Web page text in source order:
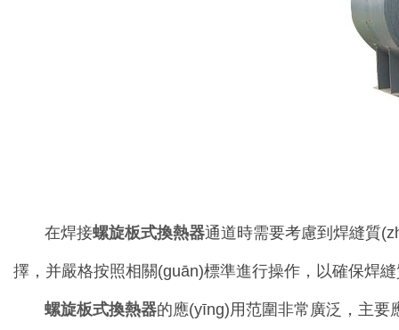
在焊接螺旋板式換熱器通道時需要考慮到焊縫質
擇，并嚴格按照相關(guān)標準進行操作，以確保焊縫
螺旋板式換熱器的應(yīng)用范圍非常廣泛，主要應